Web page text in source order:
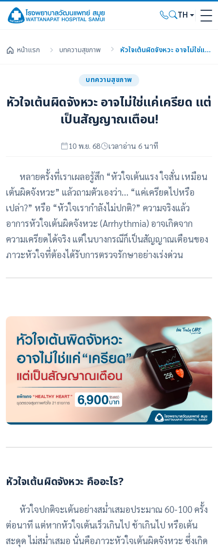
TH
หน้าแรก บทความสุขภาพ หัวใจเต้นผิดจังหวะ อาจไม่ใช่แค่เครียด แต่เป็นสัญญาณเตือน!
บทความสุขภาพ
หัวใจเต้นผิดจังหวะ อาจไม่ใช่แค่เครียด แต่
เป็นสัญญาณเตือน!
10 พ.ย. 68 เวลาอ่าน 6 นาที
หลายครั้งที่เราเผลอรู้สึก “หัวใจเต้นแรง ใจสั่น เหมือน
เต้นผิดจังหวะ” แล้วถามตัวเองว่า… “แค่เครียดไปหรือ
เปล่า?” หรือ “หัวใจเรากำลังไม่ปกติ?” ความจริงแล้ว
อาการหัวใจเต้นผิดจังหวะ (Arrhythmia) อาจเกิดจาก
ความเครียดได้จริง แต่ในบางกรณีก็เป็นสัญญาณเตือนของ
ภาวะหัวใจที่ต้องได้รับการตรวจรักษาอย่างเร่งด่วน
หัวใจเต้นผิดจังหวะ คืออะไร?
หัวใจปกติจะเต้นอย่างสม่ำเสมอประมาณ 60-100 ครั้ง
ต่อนาที แต่หากหัวใจเต้นเร็วเกินไป ช้าเกินไป หรือเต้น
สะดุด ไม่สม่ำเสมอ นั่นคือภาวะหัวใจเต้นผิดจังหวะ ซึ่งเกิด